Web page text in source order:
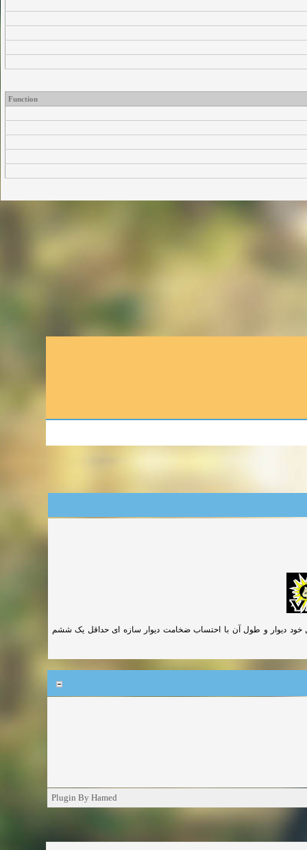
Function
20 سانتی متر یا ضخامت معادل خود دیوار و طول آن با احتساب ضخامت دیوار سازه ای حداقل یک ششم
Plugin By Hamed